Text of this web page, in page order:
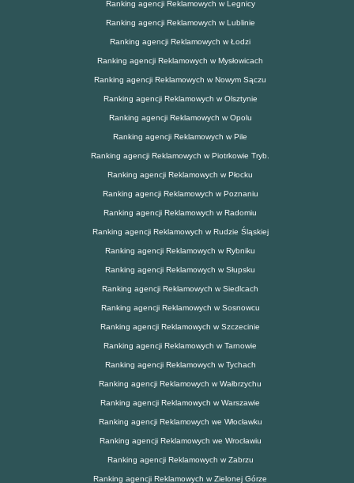
Ranking agencji Reklamowych w Legnicy
Ranking agencji Reklamowych w Lublinie
Ranking agencji Reklamowych w Łodzi
Ranking agencji Reklamowych w Mysłowicach
Ranking agencji Reklamowych w Nowym Sączu
Ranking agencji Reklamowych w Olsztynie
Ranking agencji Reklamowych w Opolu
Ranking agencji Reklamowych w Pile
Ranking agencji Reklamowych w Piotrkowie Tryb.
Ranking agencji Reklamowych w Płocku
Ranking agencji Reklamowych w Poznaniu
Ranking agencji Reklamowych w Radomiu
Ranking agencji Reklamowych w Rudzie Śląskiej
Ranking agencji Reklamowych w Rybniku
Ranking agencji Reklamowych w Słupsku
Ranking agencji Reklamowych w Siedlcach
Ranking agencji Reklamowych w Sosnowcu
Ranking agencji Reklamowych w Szczecinie
Ranking agencji Reklamowych w Tarnowie
Ranking agencji Reklamowych w Tychach
Ranking agencji Reklamowych w Wałbrzychu
Ranking agencji Reklamowych w Warszawie
Ranking agencji Reklamowych we Włocławku
Ranking agencji Reklamowych we Wrocławiu
Ranking agencji Reklamowych w Zabrzu
Ranking agencji Reklamowych w Zielonej Górze